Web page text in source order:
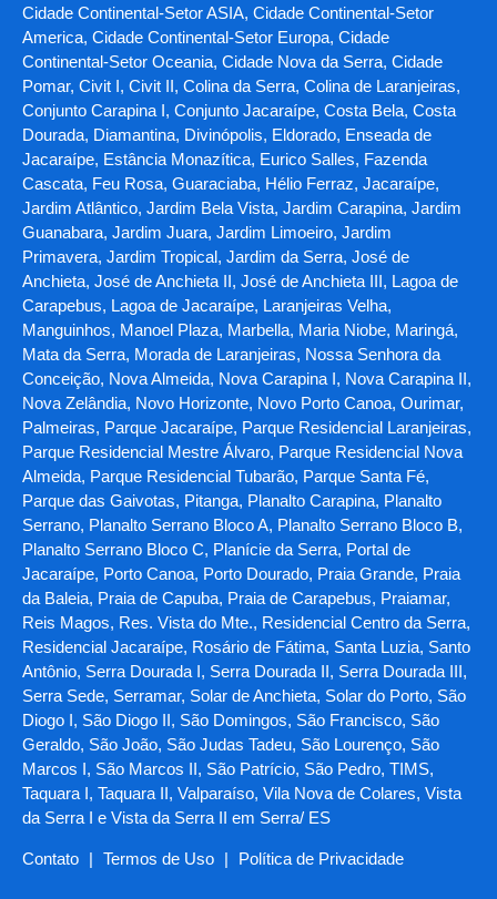
Cidade Continental-Setor ASIA, Cidade Continental-Setor
America, Cidade Continental-Setor Europa, Cidade
Continental-Setor Oceania, Cidade Nova da Serra, Cidade
Pomar, Civit I, Civit II, Colina da Serra, Colina de Laranjeiras,
Conjunto Carapina I, Conjunto Jacaraípe, Costa Bela, Costa
Dourada, Diamantina, Divinópolis, Eldorado, Enseada de
Jacaraípe, Estância Monazítica, Eurico Salles, Fazenda
Cascata, Feu Rosa, Guaraciaba, Hélio Ferraz, Jacaraípe,
Jardim Atlântico, Jardim Bela Vista, Jardim Carapina, Jardim
Guanabara, Jardim Juara, Jardim Limoeiro, Jardim
Primavera, Jardim Tropical, Jardim da Serra, José de
Anchieta, José de Anchieta II, José de Anchieta III, Lagoa de
Carapebus, Lagoa de Jacaraípe, Laranjeiras Velha,
Manguinhos, Manoel Plaza, Marbella, Maria Niobe, Maringá,
Mata da Serra, Morada de Laranjeiras, Nossa Senhora da
Conceição, Nova Almeida, Nova Carapina I, Nova Carapina II,
Nova Zelândia, Novo Horizonte, Novo Porto Canoa, Ourimar,
Palmeiras, Parque Jacaraípe, Parque Residencial Laranjeiras,
Parque Residencial Mestre Álvaro, Parque Residencial Nova
Almeida, Parque Residencial Tubarão, Parque Santa Fé,
Parque das Gaivotas, Pitanga, Planalto Carapina, Planalto
Serrano, Planalto Serrano Bloco A, Planalto Serrano Bloco B,
Planalto Serrano Bloco C, Planície da Serra, Portal de
Jacaraípe, Porto Canoa, Porto Dourado, Praia Grande, Praia
da Baleia, Praia de Capuba, Praia de Carapebus, Praiamar,
Reis Magos, Res. Vista do Mte., Residencial Centro da Serra,
Residencial Jacaraípe, Rosário de Fátima, Santa Luzia, Santo
Antônio, Serra Dourada I, Serra Dourada II, Serra Dourada III,
Serra Sede, Serramar, Solar de Anchieta, Solar do Porto, São
Diogo I, São Diogo II, São Domingos, São Francisco, São
Geraldo, São João, São Judas Tadeu, São Lourenço, São
Marcos I, São Marcos II, São Patrício, São Pedro, TIMS,
Taquara I, Taquara II, Valparaíso, Vila Nova de Colares, Vista
da Serra I e Vista da Serra II em Serra/ ES
Contato | Termos de Uso | Política de Privacidade